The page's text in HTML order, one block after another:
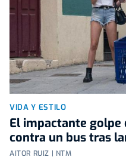
VIDA Y ESTILO
El impactante golpe
contra un bus tras
AITOR RUIZ | NTM